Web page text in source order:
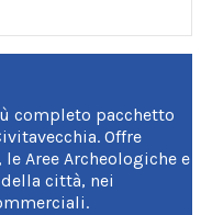
completo pacchetto
Offre
Aree Archeologiche e
città, nei